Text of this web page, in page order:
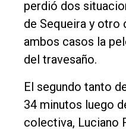
perdió dos
de Sequeira y otro
ambos casos la
del travesaño.
El segundo tanto
34 minutos luego
colectiva, Luciano